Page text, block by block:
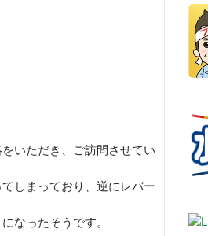
いただき、ご訪問させてい
しまっており、逆にレバー
なったそうです。